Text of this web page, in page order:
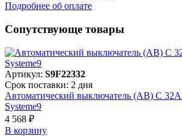
Подробнее об оплате
Сопутствующе товары
Артикул: S9F22332
Срок поставки: 2 дня
Автоматический выключатель (АВ) C
Systeme9
4 568 ₽
В корзинy